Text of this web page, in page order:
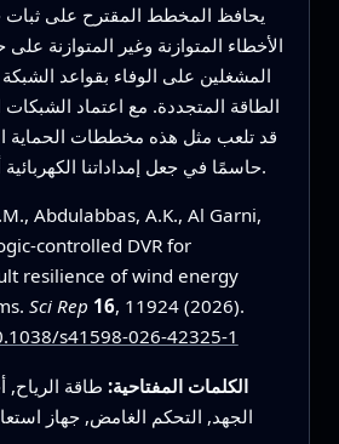
يحافظ المخطط المقترح على ثبات
الأخطاء المتوازنة وغير المتوازنة
المشغلين على الوفاء بقواعد
الطاقة المتجددة. مع اعتماد الشبكات
قد تلعب مثل هذه مخططات الحماية
حاسمًا في جعل إمداداتنا الكهربائية أنظف وأكثر موثوقية.
Abdulabbas, A.K., Al Garni,
controlled DVR for
resilience of wind energy
Sci Rep 16, 11924 (2026).
s41598-026-42325-1
الكلمات المفتاحية: طاقة
الجهد, التحكم الغامض, جهاز